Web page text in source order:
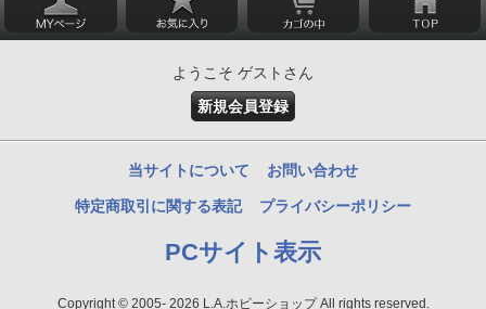
ようこそ ゲストさん
新規会員登録
当サイトについて お問い合わせ
特定商取引に関する表記 プライバシーポリシー
PCサイト表示
Copyright © 2005- 2026 L.A.ホビーショップ All rights reserved.